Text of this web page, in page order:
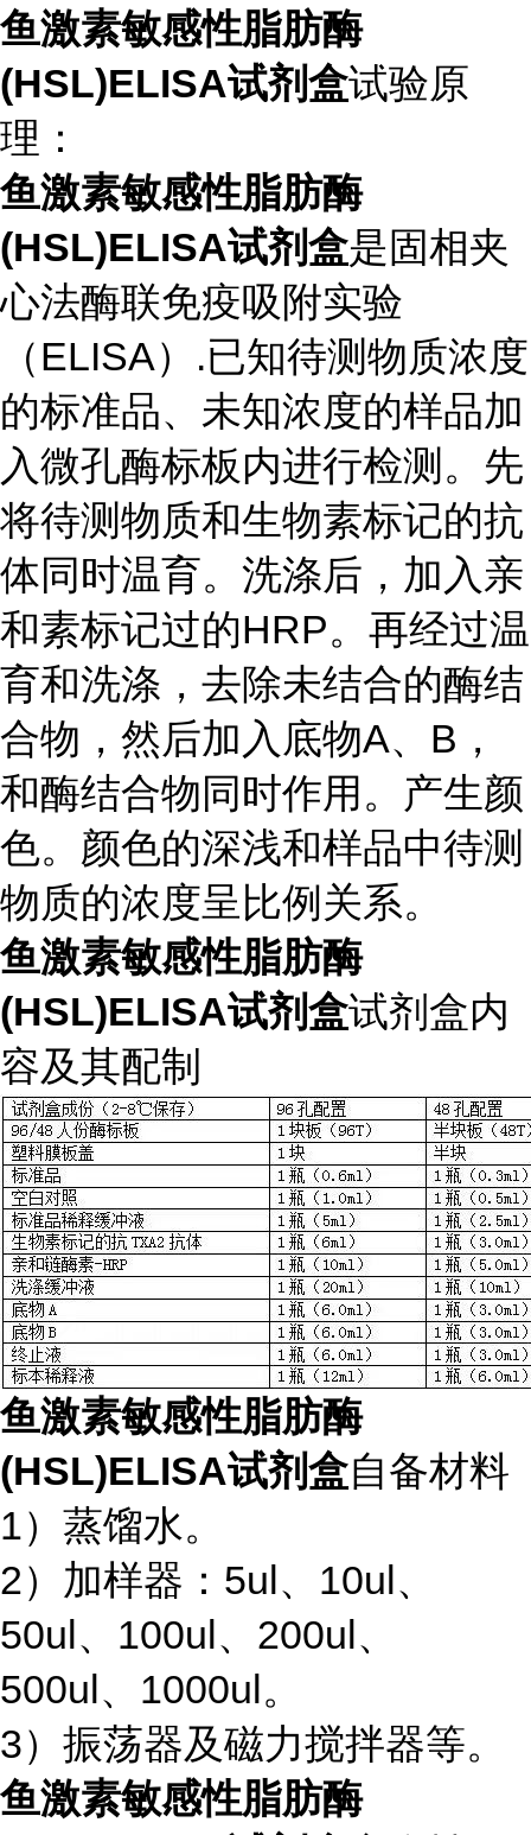
鱼激素敏感性脂肪酶
(HSL)ELISA试剂盒试验原
理：
鱼激素敏感性脂肪酶
(HSL)ELISA试剂盒是固相夹
心法酶联免疫吸附实验
（ELISA）.已知待测物质浓度
的标准品、未知浓度的样品加
入微孔酶标板内进行检测。先
将待测物质和生物素标记的抗
体同时温育。洗涤后，加入亲
和素标记过的HRP。再经过温
育和洗涤，去除未结合的酶结
合物，然后加入底物A、B，
和酶结合物同时作用。产生颜
色。颜色的深浅和样品中待测
物质的浓度呈比例关系。
鱼激素敏感性脂肪酶
(HSL)ELISA试剂盒试剂盒内
容及其配制
鱼激素敏感性脂肪酶
(HSL)ELISA试剂盒自备材料
1）蒸馏水。
2）加样器：5ul、10ul、
50ul、100ul、200ul、
500ul、1000ul。
3）振荡器及磁力搅拌器等。
鱼激素敏感性脂肪酶